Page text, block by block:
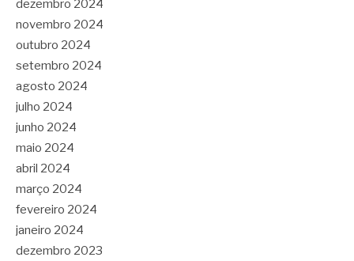
dezembro 2024
novembro 2024
outubro 2024
setembro 2024
agosto 2024
julho 2024
junho 2024
maio 2024
abril 2024
março 2024
fevereiro 2024
janeiro 2024
dezembro 2023